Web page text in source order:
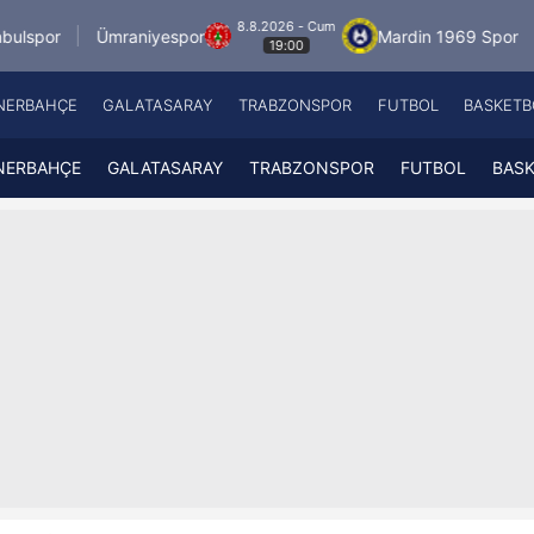
8.8.2026 - Cum
19:00
Mardin 1969 Spor Özbelsan
Fenerbahçe
Galatasaray
A
GALATASARAY TRABZONSPOR FUTBOL
GALATASARAY TRABZONSPOR FUTBOL